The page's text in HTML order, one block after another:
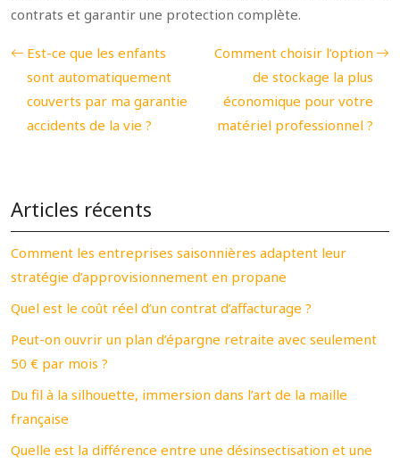
contrats et garantir une protection complète.
Est-ce que les enfants
sont automatiquement
couverts par ma garantie
accidents de la vie ?
Comment choisir l’option
de stockage la plus
économique pour votre
matériel professionnel ?
Articles récents
Comment les entreprises saisonnières adaptent leur
stratégie d’approvisionnement en propane
Quel est le coût réel d’un contrat d’affacturage ?
Peut-on ouvrir un plan d’épargne retraite avec seulement
50 € par mois ?
Du fil à la silhouette, immersion dans l’art de la maille
française
Quelle est la différence entre une désinsectisation et une